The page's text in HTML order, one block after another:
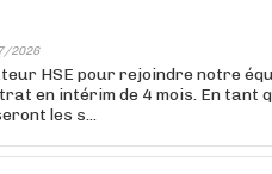
2026
HSE pour rejoindre notre
en intérim de 4 mois. En tant
les s...